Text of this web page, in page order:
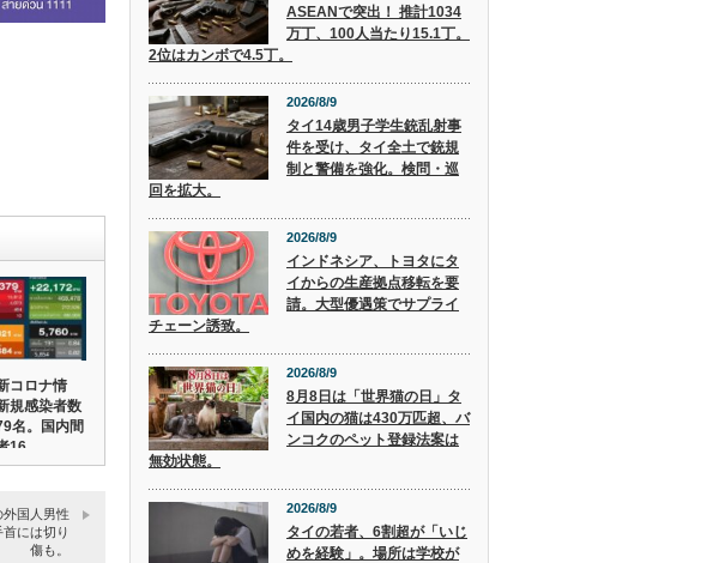
コロナ情
規感染者数
名。国内間
16,…
外国人男性
には切り
傷も。
ASEANで突出！ 推計1034
万丁、100人当たり15.1丁。
2位はカンボで4.5丁。
2026/8/9
タイ14歳男子学生銃乱射事
件を受け、タイ全土で銃規
制と警備を強化。検問・巡
回を拡大。
2026/8/9
インドネシア、トヨタにタ
イからの生産拠点移転を要
請。大型優遇策でサプライ
チェーン誘致。
2026/8/9
8月8日は「世界猫の日」タ
イ国内の猫は430万匹超、バ
ンコクのペット登録法案は
無効状態。
2026/8/9
タイの若者、6割超が「いじ
めを経験」。場所は学校が